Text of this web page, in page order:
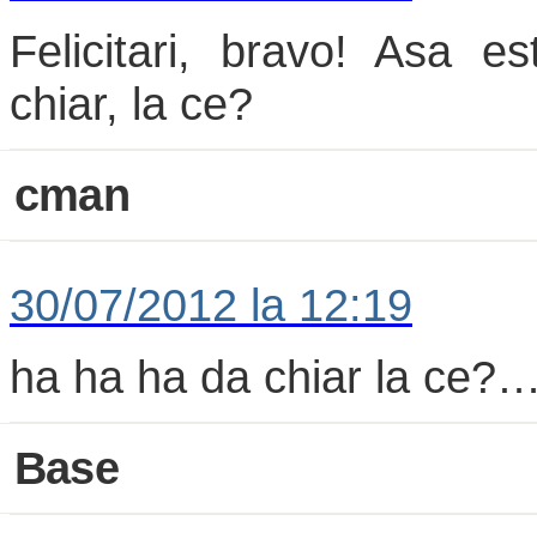
Felicitari, bravo! Asa
chiar, la ce?
cman
30/07/2012 la 12:19
ha ha ha da chiar la
Base